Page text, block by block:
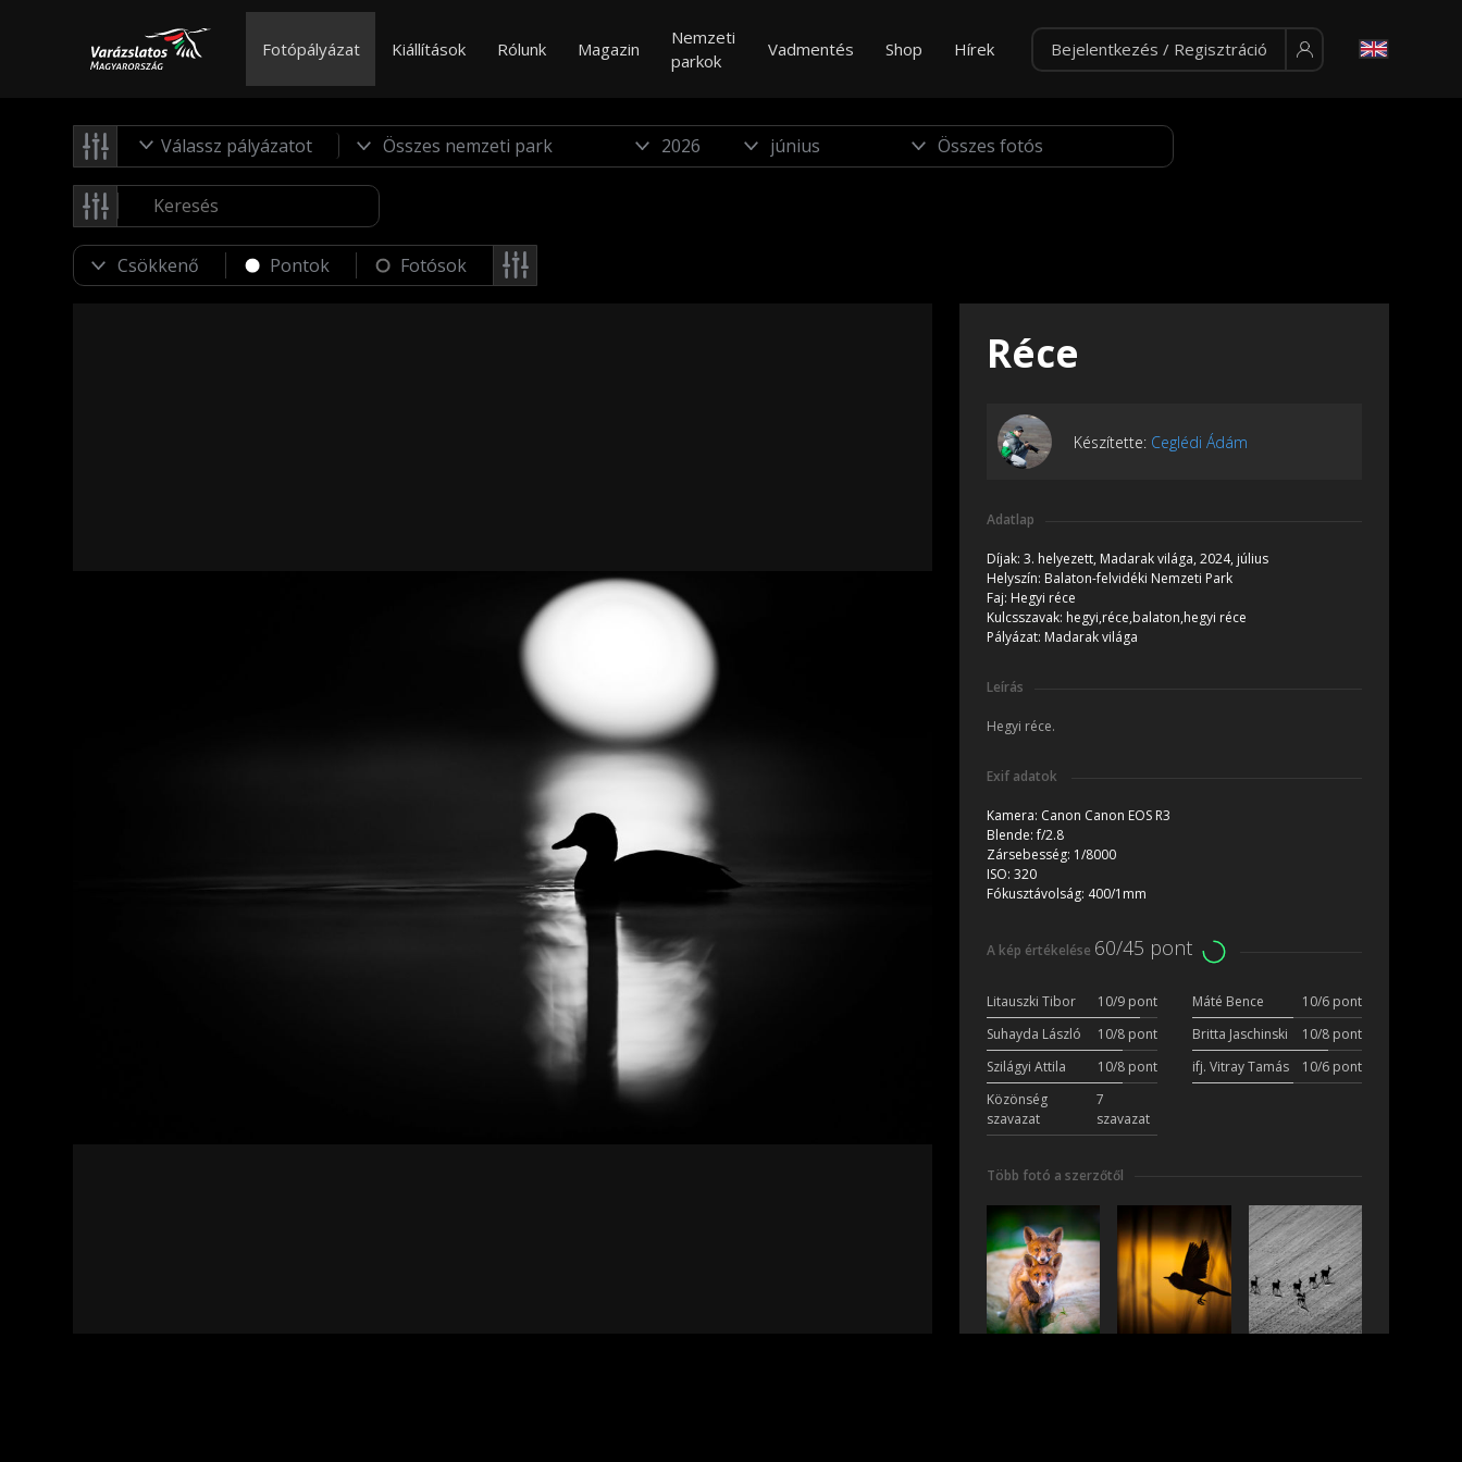
Fotópályázat Kiállítások Rólunk Magazin
Nemzeti
parkok
Vadmentés Shop Hírek Bejelentkezés / Regisztráció
Válassz pályázatot
Pontok Fotósok
Réce
Készítette: Ceglédi Ádám
Adatlap
Díjak: 3. helyezett, Madarak világa, 2024, július
Helyszín: Balaton-felvidéki Nemzeti Park
Faj: Hegyi réce
Kulcsszavak: hegyi,réce,balaton,hegyi réce
Pályázat: Madarak világa
Leírás
Hegyi réce.
Exif adatok
Kamera: Canon Canon EOS R3
Blende:f/2.8
Zársebesség: 1/8000
ISO: 320
Fókusztávolság: 400/1mm
A kép értékelése 60/45 pont
Litauszki Tibor 10/9 pont Máté Bence
10/6 pont
Suhayda László
10/8 pont Britta Jaschinski
10/8 pont
Szilágyi Attila
10/8 pont ifj. Vitray Tamás
10/6 pont
Közönség
szavazat
7
szavazat
Több fotó a szerzőtől